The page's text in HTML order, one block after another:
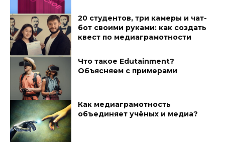
20 студентов, три камеры и чат-
бот своими руками: как создать
квест по медиаграмотности
Что такое Edutainment?
Объясняем с примерами
Как медиаграмотность
объединяет учёных и медиа?